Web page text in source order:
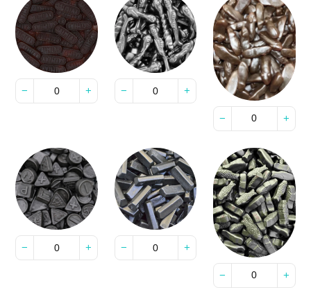
− + − +
− +
− + − +
− +